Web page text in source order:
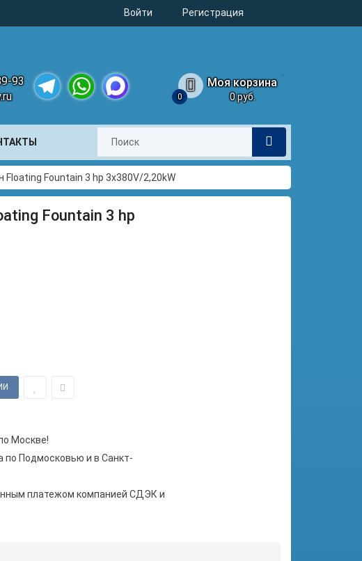
Войти Регистрация
93
Моя корзина
0 0 руб.
Fountain 3 hp 3x380V/2,20kW
Fountain 3 hp
Москве!
по Подмосковью и в Санкт-
платежом компанией СДЭК и